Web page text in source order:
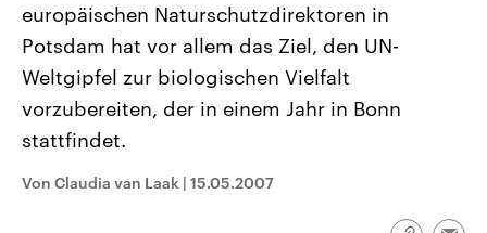
Alle Informationen
Sachsen-Anhalt wählt am 6.
September 2026 einen neuen
Landtag. Seit 2021 wird das
Bundesland von einer Koalition aus
CDU, SPD und FDP regiert.-
Umfragen, Prognosen,
Wahlprogramme, aktuelle Berichte
und Kandidaten der anstehenden
Wahl.
Hintergründe
Wirtschaftlich und
gehören die Vereinigten
den mächtigsten Ländern
mit großem Einfluss auf
aktuelle Weltgeschehen.
europäischen Naturschutzdirektoren in
Potsdam hat vor allem das Ziel, den UN-
Weltgipfel zur biologischen Vielfalt
vorzubereiten, der in einem Jahr in Bonn
stattfindet.
Von Claudia van Laak | 15.05.2007